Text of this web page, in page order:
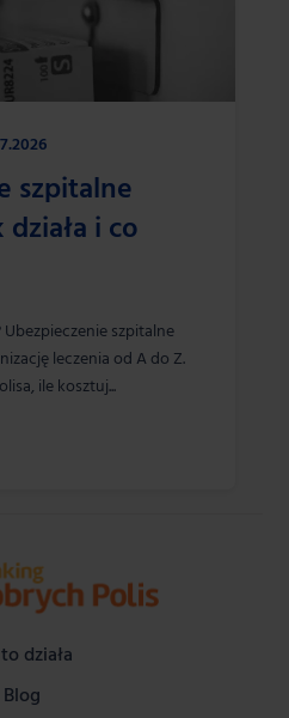
szpitalne
i co
szpitalne
leczenia od A do Z.
ile kosztuj...
działa
Blog